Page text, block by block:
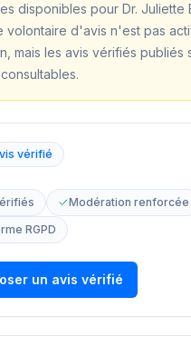
disponibles pour Dr. Juliette
volontaire d'avis n'est pas
mais les avis vérifiés publiés
vérifié
Modération renforcée
RGPD
un avis vérifié